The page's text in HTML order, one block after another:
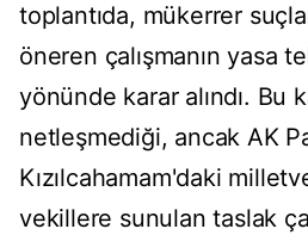
toplantıda, mükerrer
öneren çalışmanın yasa
yönünde karar alındı. Bu
netleşmediği, ancak AK
Kızılcahamam'daki
vekillere sunulan taslak